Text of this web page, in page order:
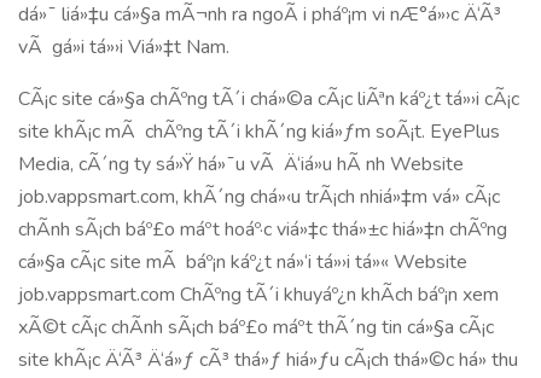
dá»¯ liá»‡u cá»§a mÃ¬nh ra ngoÃ i pháº¡m vi nÆ°á»›c Ä‘Ã³
vÃ gá»­i tá»›i Viá»‡t Nam.
CÃ¡c site cá»§a chÃºng tÃ´i chá»©a cÃ¡c liÃªn káº¿t tá»›i cÃ¡c
site khÃ¡c mÃ chÃºng tÃ´i khÃ´ng kiá»ƒm soÃ¡t. EyePlus
Media, cÃ´ng ty sá»Ÿ há»¯u vÃ Ä‘iá»u hÃ nh Website
job.vappsmart.com, khÃ´ng chá»‹u trÃ¡ch nhiá»‡m vá» cÃ¡c
chÃ­nh sÃ¡ch báº£o máº­t hoáº·c viá»‡c thá»±c hiá»‡n chÃºng
cá»§a cÃ¡c site mÃ báº¡n káº¿t ná»‘i tá»›i tá»« Website
job.vappsmart.com ChÃºng tÃ´i khuyáº¿n khÃ­ch báº¡n xem
xÃ©t cÃ¡c chÃ­nh sÃ¡ch báº£o máº­t thÃ´ng tin cá»§a cÃ¡c
site khÃ¡c Ä‘Ã³ Ä‘á»ƒ cÃ³ thá»ƒ hiá»ƒu cÃ¡ch thá»©c há» thu